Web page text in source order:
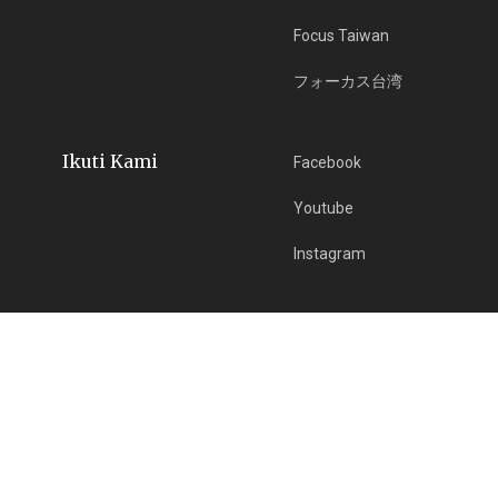
Focus Taiwan
フォーカス台湾
Ikuti Kami Facebook
Youtube
Instagram